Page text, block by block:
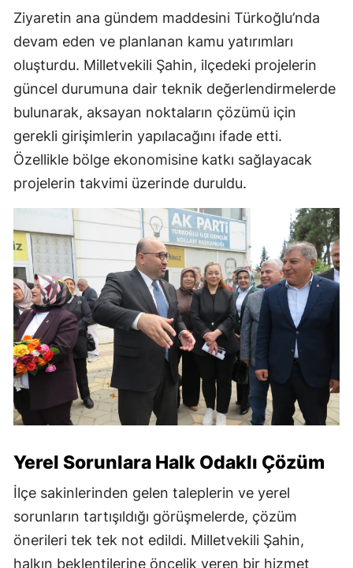
Ziyaretin ana gündem maddesini Türkoğlu’nda
devam eden ve planlanan kamu yatırımları
oluşturdu. Milletvekili Şahin, ilçedeki projelerin
güncel durumuna dair teknik değerlendirmelerde
bulunarak, aksayan noktaların çözümü için
gerekli girişimlerin yapılacağını ifade etti.
Özellikle bölge ekonomisine katkı sağlayacak
projelerin takvimi üzerinde duruldu.
Yerel Sorunlara Halk Odaklı Çözüm
İlçe sakinlerinden gelen taleplerin ve yerel
sorunların tartışıldığı görüşmelerde, çözüm
önerileri tek tek not edildi. Milletvekili Şahin,
halkın beklentilerine öncelik veren bir hizmet